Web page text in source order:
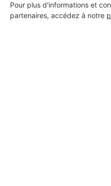
Pour plus d'informations et
partenaires, accédez à notre